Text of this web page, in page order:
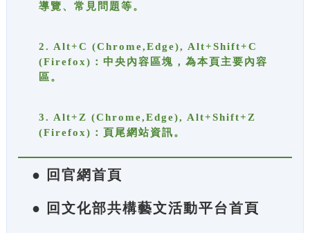
導覽、常見問題等。
2. Alt+C (Chrome,Edge), Alt+Shift+C
(Firefox)：中央內容區塊，為本頁主要內容
區。
3. Alt+Z (Chrome,Edge), Alt+Shift+Z
(Firefox)：頁尾網站資訊。
● 回官網首頁
● 回文化部共構藝文活動平台首頁